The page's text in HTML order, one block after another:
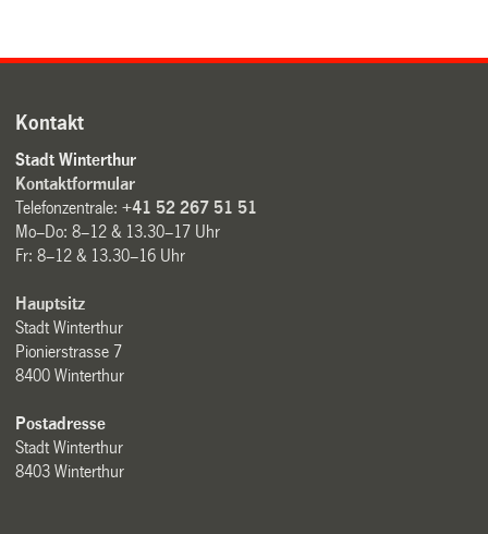
Kontakt
Stadt Winterthur
Kontaktformular
Telefonzentrale:+41 52 267 51 51
Mo–Do: 8–12 & 13.30–17 Uhr
Fr: 8–12 & 13.30–16 Uhr
Hauptsitz
Stadt Winterthur
Pionierstrasse 7
8400 Winterthur
Postadresse
Stadt Winterthur
8403 Winterthur